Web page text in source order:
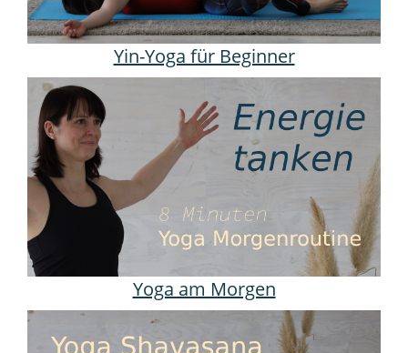
Yin-Yoga für Beginner
Yoga am Morgen